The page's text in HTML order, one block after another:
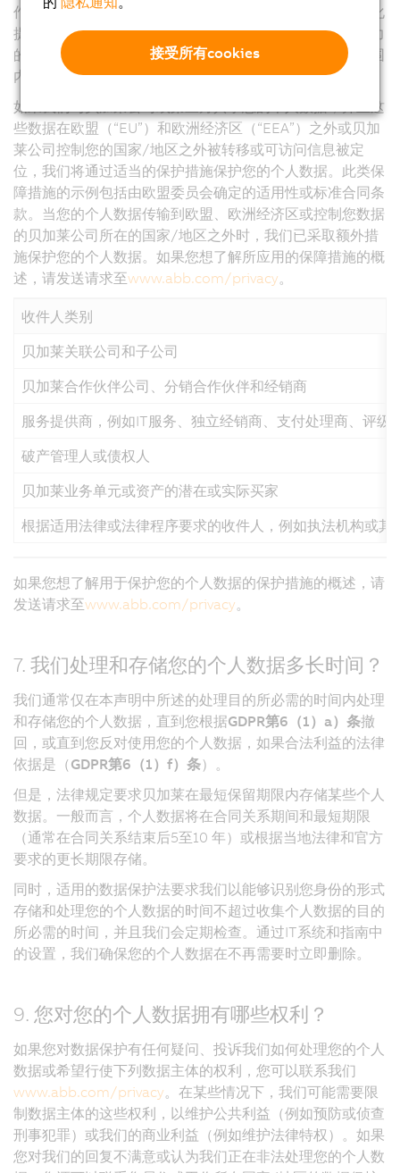
作为数据处理器（例如计算机中心、软件公司和营销自动化
提供商）。它们通常在现有合同关系的框架内与具有约束力
的指令一起使用，并且仅在提供服务所需的范围和时间范围
内接收您的个人数据。
如果我们与贝加莱公司或第三方共享您的个人数据，并且这
些数据在欧盟（“EU”）和欧洲经济区（“EEA”）之外或贝加
莱公司控制您的国家/地区之外被转移或可访问信息被定
位，我们将通过适当的保护措施保护您的个人数据。此类保
障措施的示例包括由欧盟委员会确定的适用性或标准合同条
款。当您的个人数据传输到欧盟、欧洲经济区或控制您数据
的贝加莱公司所在的国家/地区之外时，我们已采取额外措
施保护您的个人数据。如果您想了解所应用的保障措施的概
述，请发送请求至www.abb.com/privacy。
收件人类别
贝加莱关联公司和子公司
贝加莱合作伙伴公司、分销合作伙伴和经销商
服务提供商，例如IT服务、独立经销商、支付处理商、评
破产管理人或债权人
贝加莱业务单元或资产的潜在或实际买家
根据适用法律或法律程序要求的收件人，例如执法机构或其
如果您想了解用于保护您的个人数据的保护措施的概述，请
发送请求至www.abb.com/privacy。
7. 我们处理和存储您的个人数据多长时间？
我们通常仅在本声明中所述的处理目的所必需的时间内处理
和存储您的个人数据，直到您根据GDPR第6（1）a）条撤
回，或直到您反对使用您的个人数据，如果合法利益的法律
依据是（ GDPR第6（1）f）条）。
但是，法律规定要求贝加莱在最短保留期限内存储某些个人
数据。一般而言，个人数据将在合同关系期间和最短期限
（通常在合同关系结束后5至10 年）或根据当地法律和官方
要求的更长期限存储。
同时，适用的数据保护法要求我们以能够识别您身份的形式
存储和处理您的个人数据的时间不超过收集个人数据的目的
所必需的时间，并且我们会定期检查。通过IT系统和指南中
的设置，我们确保您的个人数据在不再需要时立即删除。
9. 您对您的个人数据拥有哪些权利？
如果您对数据保护有任何疑问、投诉我们如何处理您的个人
数据或希望行使下列数据主体的权利，您可以联系我们
www.abb.com/privacy。在某些情况下，我们可能需要限
制数据主体的这些权利，以维护公共利益（例如预防或侦查
刑事犯罪）或我们的商业利益（例如维护法律特权）。如果
您对我们的回复不满意或认为我们正在非法处理您的个人数
接受所有cookies